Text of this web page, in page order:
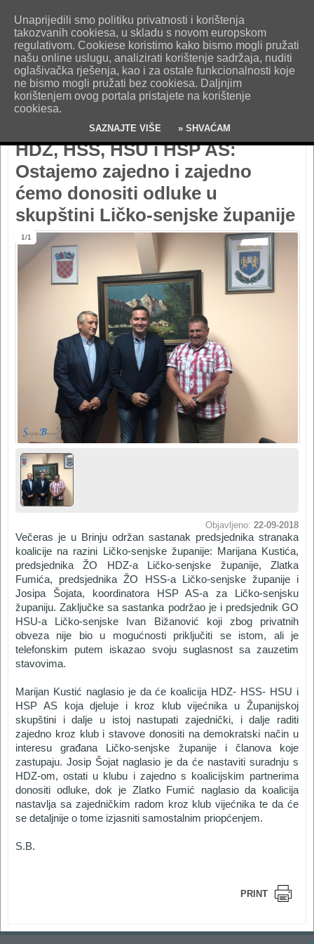
O nama Kontakt Oglašavanje Impresum
Uvjeti korištenja
Pošaljite nam vijest!
HDZ, HSS, HSU i HSP AS:
Ostajemo zajedno i zajedno
ćemo donositi odluke u
skupštini Ličko-senjske županije
1/1
Objavljeno: 22-09-2018
Večeras je u Brinju održan sastanak predsjednika stranaka
koalicije na razini Ličko-senjske županije: Marijana Kustića,
predsjednika ŽO HDZ-a Ličko-senjske županije, Zlatka
Fumića, predsjednika ŽO HSS-a Ličko-senjske županije i
Josipa Šojata, koordinatora HSP AS-a za Ličko-senjsku
županiju. Zaključke sa sastanka podržao je i predsjednik GO
HSU-a Ličko-senjske Ivan Bižanović koji zbog privatnih
obveza nije bio u mogućnosti priključiti se istom, ali je
telefonskim putem iskazao svoju suglasnost sa zauzetim
stavovima.
Marijan Kustić naglasio je da će koalicija HDZ- HSS- HSU i
HSP AS koja djeluje i kroz klub vijećnika u Županijskoj
skupštini i dalje u istoj nastupati zajednički, i dalje raditi
zajedno kroz klub i stavove donositi na demokratski način u
interesu građana Ličko-senjske županije i članova koje
zastupaju. Josip Šojat naglasio je da će nastaviti suradnju s
HDZ-om, ostati u klubu i zajedno s koalicijskim partnerima
donositi odluke, dok je Zlatko Fumić naglasio da koalicija
nastavlja sa zajedničkim radom kroz klub vijećnika te da će
se detaljnije o tome izjasniti samostalnim priopćenjem.
S.B.
PRINT
Unaprijedili smo politiku privatnosti i korištenja
takozvanih cookiesa, u skladu s novom europskom
regulativom. Cookiese koristimo kako bismo mogli pružati
našu online uslugu, analizirati korištenje sadržaja, nuditi
oglašivačka rješenja, kao i za ostale funkcionalnosti koje
ne bismo mogli pružati bez cookiesa. Daljnjim
korištenjem ovog portala pristajete na korištenje
cookiesa.
SAZNAJTE VIŠE » SHVAĆAM